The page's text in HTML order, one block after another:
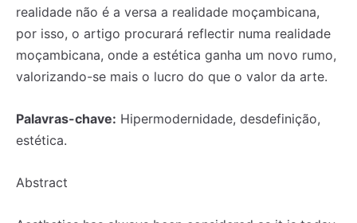
realidade não é a versa a realidade moçambicana,
por isso, o artigo procurará reflectir numa realidade
moçambicana, onde a estética ganha um novo rumo,
valorizando-se mais o lucro do que o valor da arte.
Palavras-chave: Hipermodernidade, desdefinição,
estética.
Abstract